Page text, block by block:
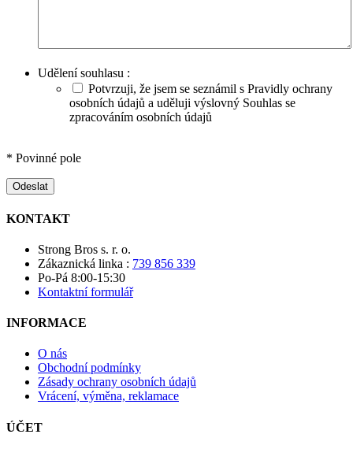
Udělení souhlasu :
Potvrzuji, že jsem se seznámil s Pravidly ochrany
osobních údajů a uděluji výslovný Souhlas se
zpracováním osobních údajů
* Povinné pole
Odeslat
KONTAKT
Strong Bros s. r. o.
Zákaznická linka : 739 856 339
Po-Pá 8:00-15:30
Kontaktní formulář
INFORMACE
O nás
Obchodní podmínky
Zásady ochrany osobních údajů
Vrácení, výměna, reklamace
ÚČET